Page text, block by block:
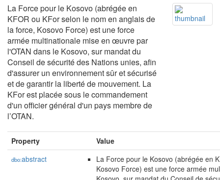
La Force pour le Kosovo (abrégée en
KFOR ou KFor selon le nom en anglais de
la force, Kosovo Force) est une force
armée multinationale mise en œuvre par
l'OTAN dans le Kosovo, sur mandat du
Conseil de sécurité des Nations unies, afin
d'assurer un environnement sûr et sécurisé
et de garantir la liberté de mouvement. La
KFor est placée sous le commandement
d'un officier général d'un pays membre de
l’OTAN.
Property Value
dbo:abstract
La Force pour le Kosovo (abrégée en
Kosovo Force) est une force armée